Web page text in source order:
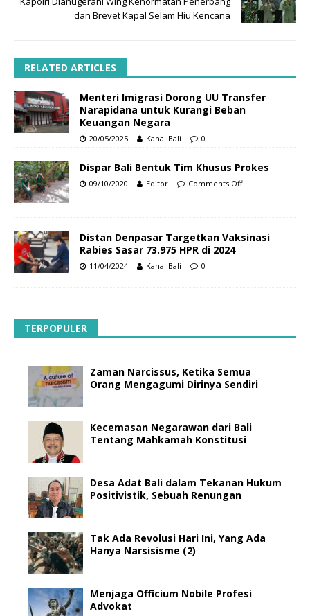
dan Brevet Kapal Selam Hiu Kencana
RELATED ARTICLES
Menteri Imigrasi Dorong UU Transfer
Narapidana untuk Kurangi Beban
Keuangan Negara
20/05/2025 Kanal Bali 0
Dispar Bali Bentuk Tim Khusus Prokes
09/10/2020 Editor Comments Off
Distan Denpasar Targetkan Vaksinasi
Rabies Sasar 73.975 HPR di 2024
11/04/2024 Kanal Bali 0
TERPOPULER
Zaman Narcissus, Ketika Semua
Orang Mengagumi Dirinya Sendiri
Kecemasan Negarawan dari Bali
Tentang Mahkamah Konstitusi
Desa Adat Bali dalam Tekanan Hukum
Positivistik, Sebuah Renungan
Tak Ada Revolusi Hari Ini, Yang Ada
Hanya Narsisisme (2)
Menjaga Officium Nobile Profesi
Advokat